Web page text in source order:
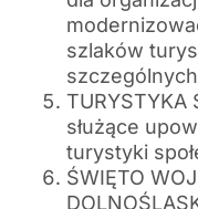
szlaków
TURYSTYKA
służące
turystyki
ŚWIĘTO